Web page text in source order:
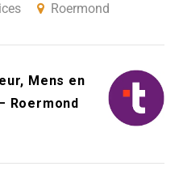
Roermond
Mens en
Roermond